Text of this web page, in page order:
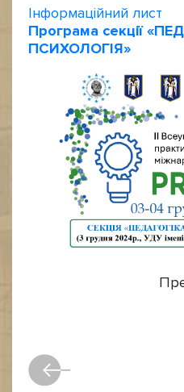
Інформаційний лист
Програма секції
ПСИХОЛОГІЯ»